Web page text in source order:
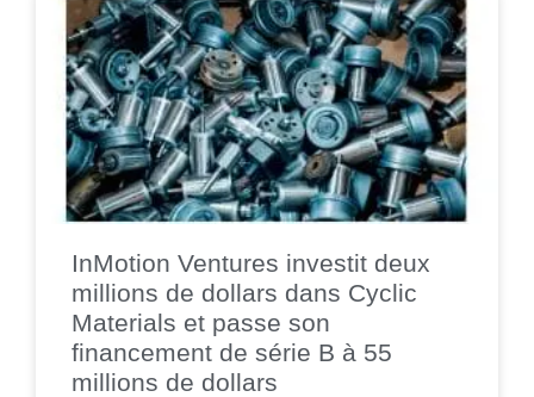
InMotion Ventures investit deux
millions de dollars dans Cyclic
Materials et passe son
financement de série B à 55
millions de dollars